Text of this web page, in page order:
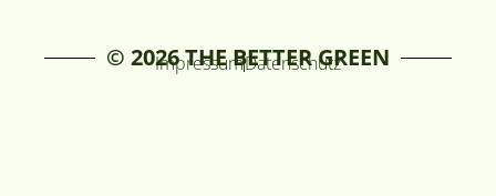
© 2026 THE BETTER GREEN
ImpressumDatenschutz